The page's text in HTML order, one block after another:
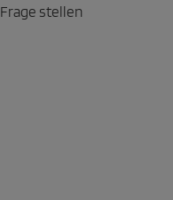
Frage stellen